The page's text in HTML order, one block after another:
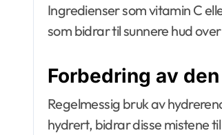
Ingredienser som vitamin C
som bidrar til sunnere hud
Forbedring av
Regelmessig bruk av
hydrert, bidrar disse mistene